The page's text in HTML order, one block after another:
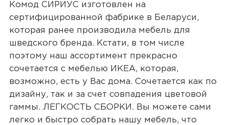
Комод СИРИУС изготовлен на
сертифицированной фабрике в Беларуси,
которая ранее производила мебель для
шведского бренда. Кстати, в том числе
поэтому наш ассортимент прекрасно
сочетается с мебелью ИКЕА, которая,
возможно, есть у Вас дома. Сочетается как по
дизайну, так и за счет совпадения цветовой
гаммы. ЛЕГКОСТЬ СБОРКИ. Вы можете сами
легко и быстро собрать нашу мебель, что